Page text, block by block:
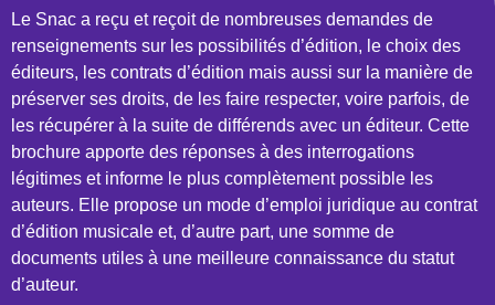
Le Snac a reçu et reçoit de nombreuses demandes de
renseignements sur les possibilités d’édition, le choix des
éditeurs, les contrats d’édition mais aussi sur la manière de
préserver ses droits, de les faire respecter, voire parfois, de
les récupérer à la suite de différends avec un éditeur. Cette
brochure apporte des réponses à des interrogations
légitimes et informe le plus complètement possible les
auteurs. Elle propose un mode d’emploi juridique au contrat
d’édition musicale et, d’autre part, une somme de
documents utiles à une meilleure connaissance du statut
d’auteur.